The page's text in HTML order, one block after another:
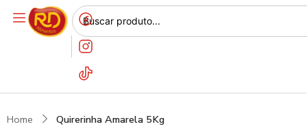
Home Quirerinha Amarela 5Kg